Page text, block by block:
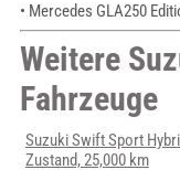
• Mercedes GLA250
Weitere
Fahrzeuge
Suzuki Swift Sport
Zustand, 25,000 km